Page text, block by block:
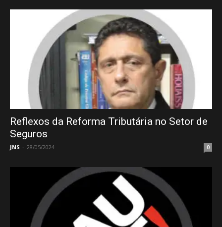
Reflexos da Reforma Tributária no Setor de
Seguros
JNS - 28/05/2024 0